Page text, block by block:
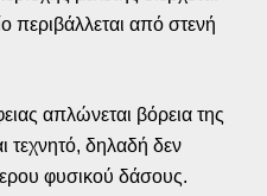
περιβάλλεται από στενή
απλώνεται βόρεια της
τεχνητό, δηλαδή δεν
φυσικού δάσους.